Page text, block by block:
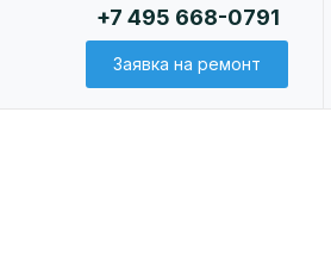
+7 495 668-0791
Заявка на ремонт